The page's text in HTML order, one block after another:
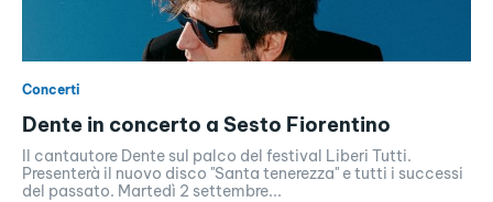
Concerti
Dente in concerto a Sesto Fiorentino
Il cantautore Dente sul palco del festival Liberi Tutti.
Presenterà il nuovo disco "Santa tenerezza" e tutti i successi
del passato. Martedì 2 settembre...